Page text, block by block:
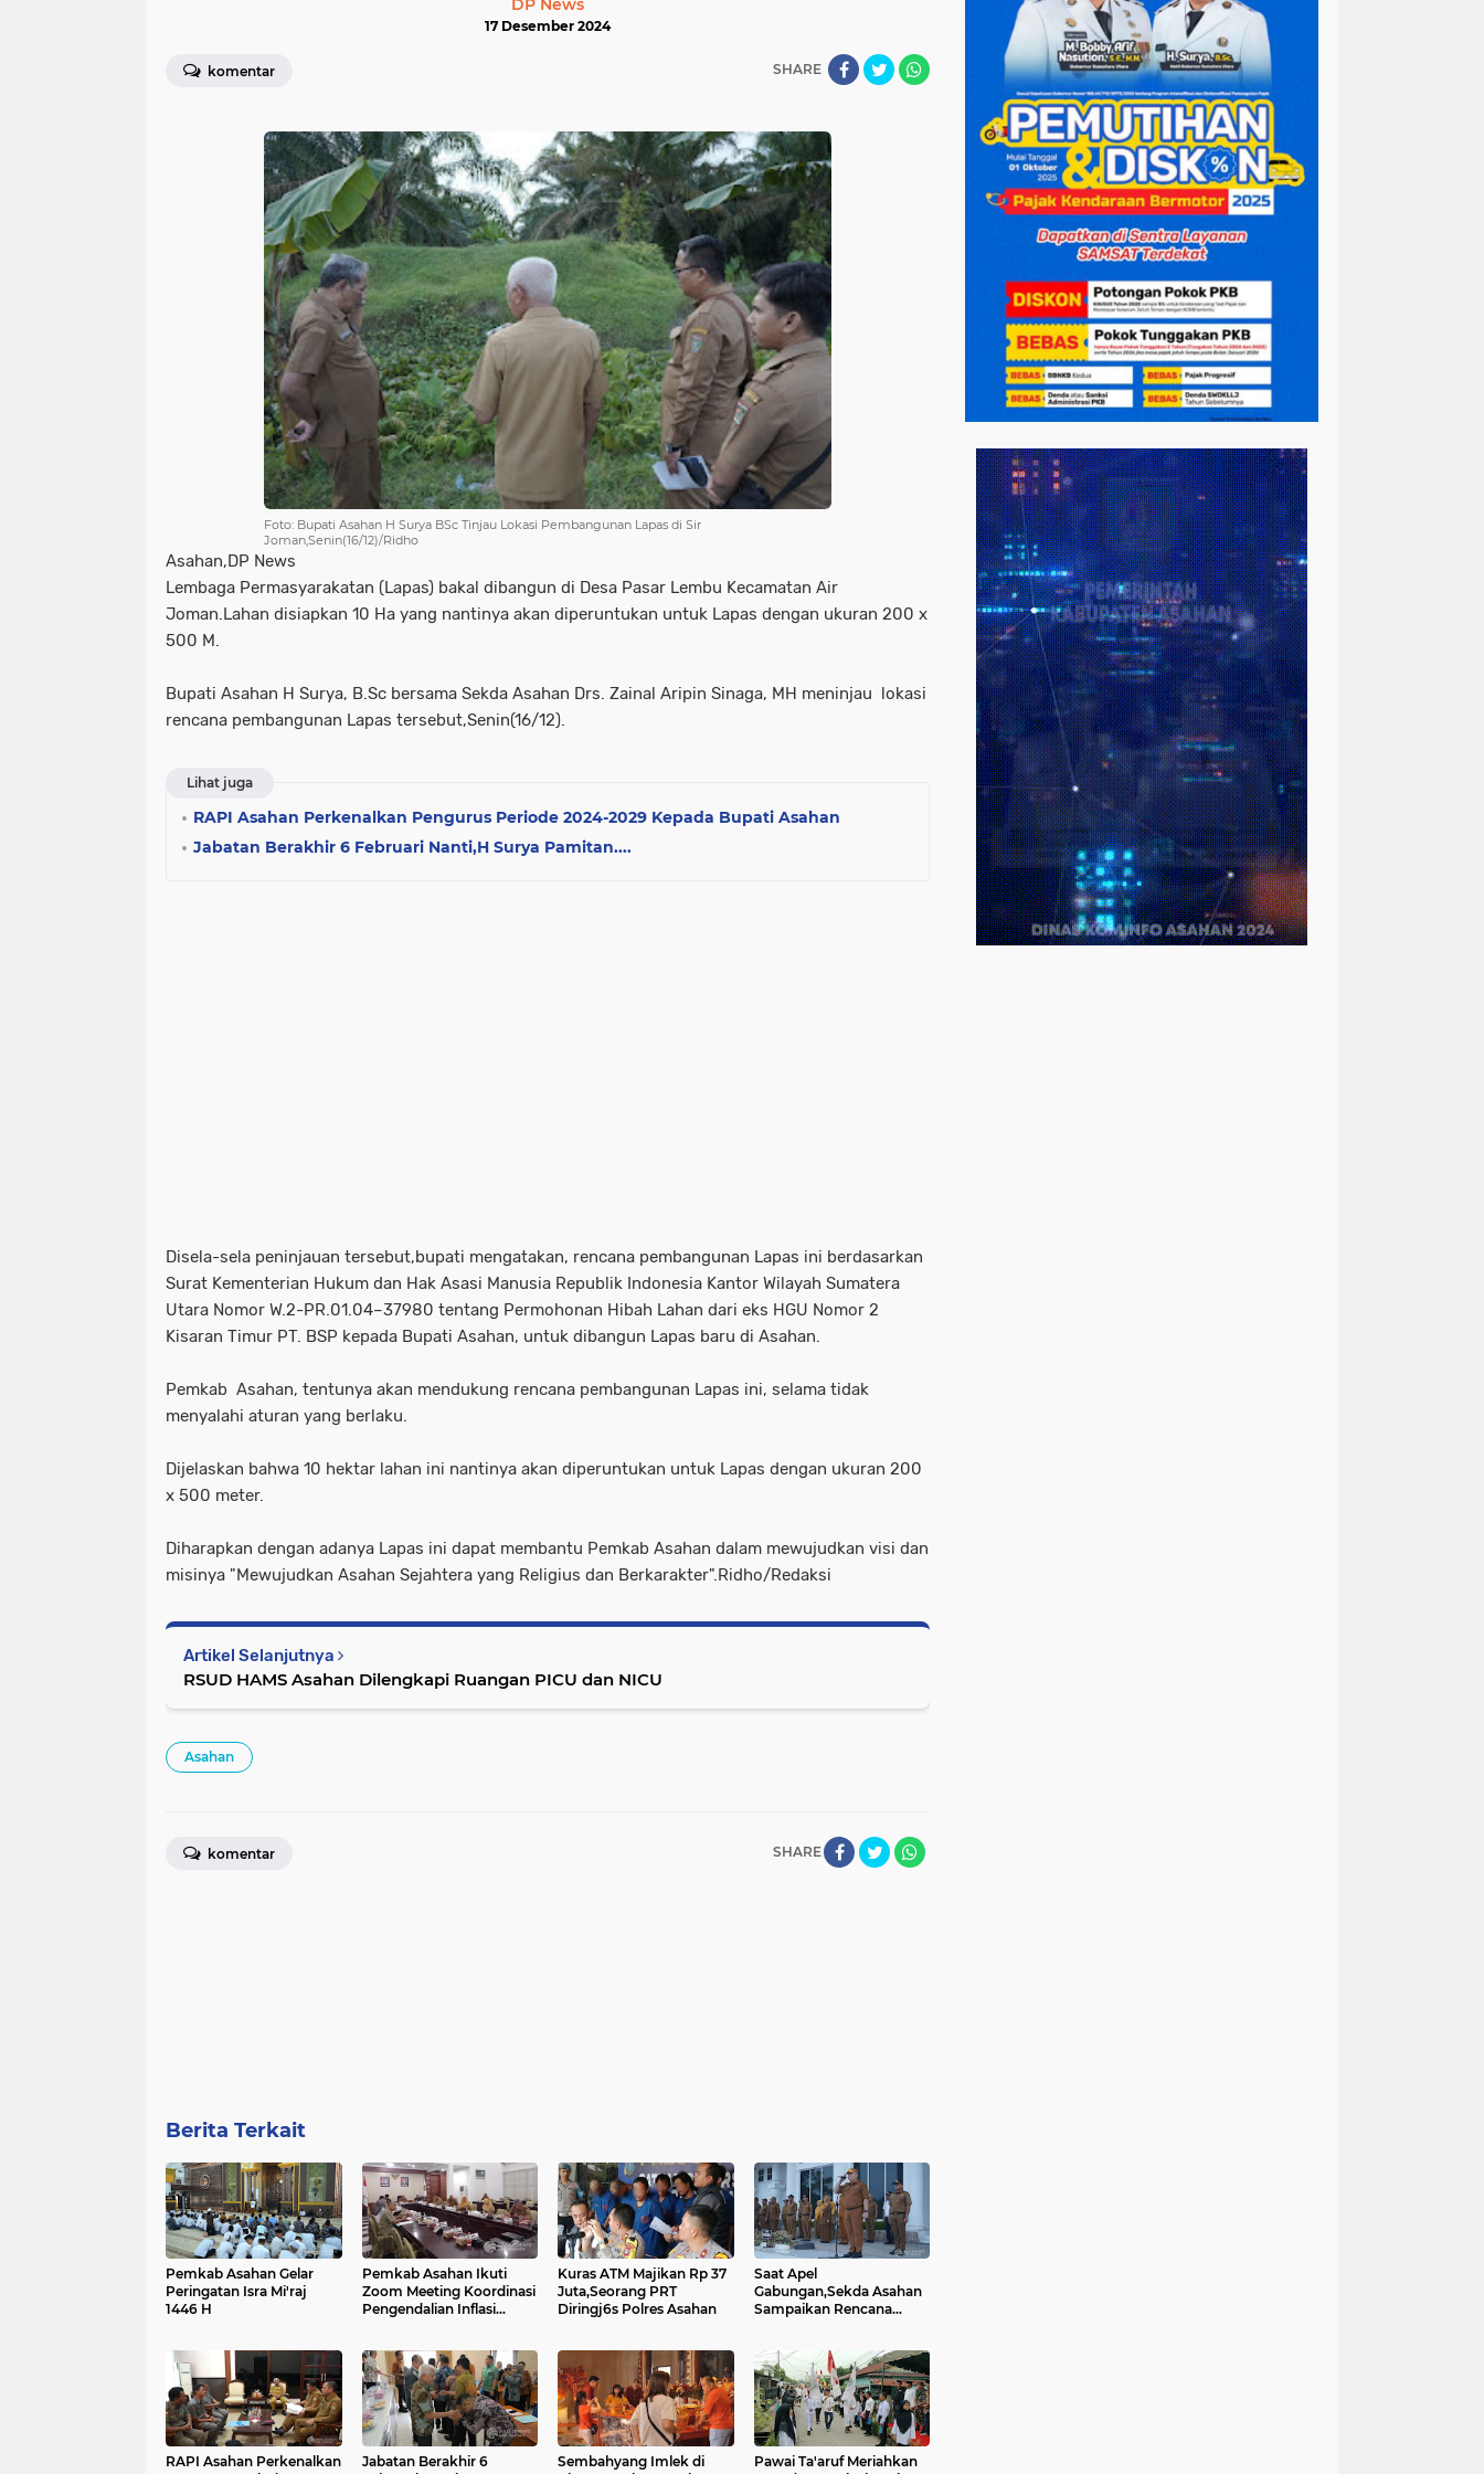
DP News
17 Desember 2024
komentar SHARE
Foto: Bupati Asahan H Surya BSc Tinjau Lokasi Pembangunan Lapas di Sir
Joman,Senin(16/12)/Ridho
Asahan,DP News
Lembaga Permasyarakatan (Lapas) bakal dibangun di Desa Pasar Lembu Kecamatan Air
Joman.Lahan disiapkan 10 Ha yang nantinya akan diperuntukan untuk Lapas dengan ukuran 200 x
500 M.
Bupati Asahan H Surya, B.Sc bersama Sekda Asahan Drs. Zainal Aripin Sinaga, MH meninjau lokasi
rencana pembangunan Lapas tersebut,Senin(16/12).
Lihat juga
RAPI Asahan Perkenalkan Pengurus Periode 2024-2029 Kepada Bupati Asahan
Jabatan Berakhir 6 Februari Nanti,H Surya Pamitan....
Disela-sela peninjauan tersebut,bupati mengatakan, rencana pembangunan Lapas ini berdasarkan
Surat Kementerian Hukum dan Hak Asasi Manusia Republik Indonesia Kantor Wilayah Sumatera
Utara Nomor W.2-PR.01.04–37980 tentang Permohonan Hibah Lahan dari eks HGU Nomor 2
Kisaran Timur PT. BSP kepada Bupati Asahan, untuk dibangun Lapas baru di Asahan.
Pemkab Asahan, tentunya akan mendukung rencana pembangunan Lapas ini, selama tidak
menyalahi aturan yang berlaku.
Dijelaskan bahwa 10 hektar lahan ini nantinya akan diperuntukan untuk Lapas dengan ukuran 200
x 500 meter.
Diharapkan dengan adanya Lapas ini dapat membantu Pemkab Asahan dalam mewujudkan visi dan
misinya "Mewujudkan Asahan Sejahtera yang Religius dan Berkarakter".Ridho/Redaksi
Artikel Selanjutnya
RSUD HAMS Asahan Dilengkapi Ruangan PICU dan NICU
Asahan
SHARE
komentar
Berita Terkait
Pemkab Asahan Gelar
Peringatan Isra Mi'raj
1446 H
Pemkab Asahan Ikuti
Zoom Meeting Koordinasi
Pengendalian Inflasi
Kuras ATM Majikan Rp 37
Juta,Seorang PRT
Diringj6s Polres Asahan
Saat Apel
Gabungan,Sekda Asahan
Sampaikan Rencana
RAPI Asahan Perkenalkan
Jabatan Berakhir 6
Sembahyang Imlek di
Pawai Ta'aruf Meriahkan